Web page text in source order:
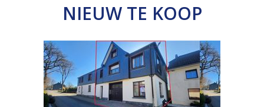
NIEUW TE KOOP